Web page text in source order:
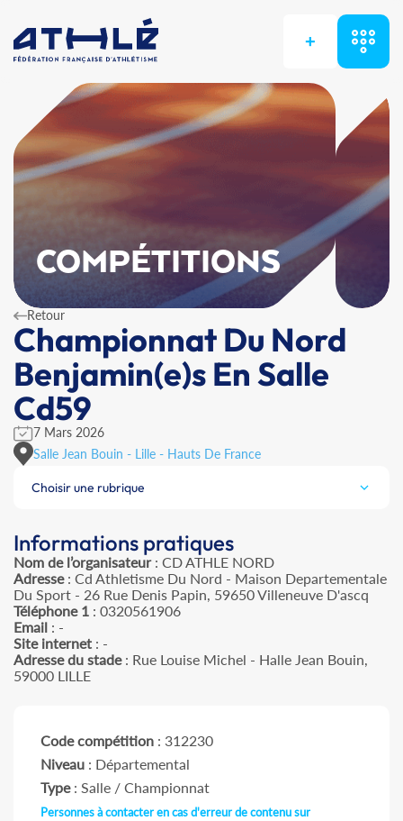
+
COMPÉTITIONS
Retour
Championnat Du Nord
Benjamin(e)s En Salle
Cd59
7 Mars 2026
Salle Jean Bouin - Lille - Hauts De France
Choisir une rubrique
Informations pratiques
Nom de l’organisateur: CD ATHLE NORD
Adresse: Cd Athletisme Du Nord - Maison Departementale
Du Sport - 26 Rue Denis Papin, 59650 Villeneuve D'ascq
Téléphone 1 : 0320561906
Email : -
Site internet : -
Adresse du stade: Rue Louise Michel - Halle Jean Bouin,
59000 LILLE
Code compétition : 312230
Niveau : Départemental
Type: Salle / Championnat
Personnes à contacter en cas d'erreur de contenu sur